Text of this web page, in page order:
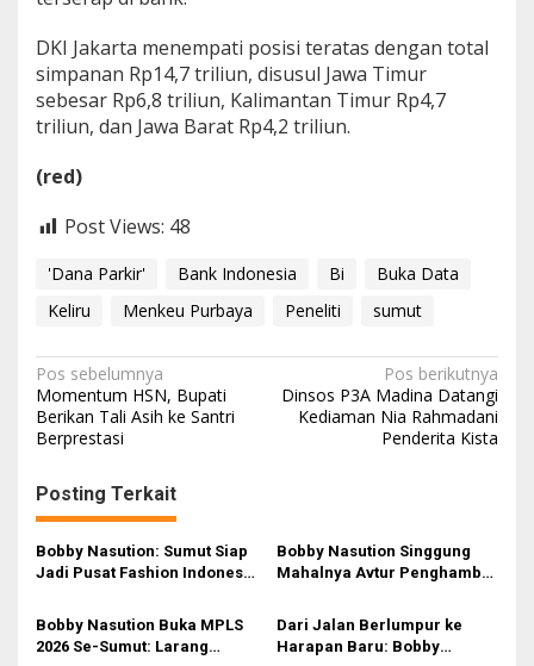
DKI Jakarta menempati posisi teratas dengan total
simpanan Rp14,7 triliun, disusul Jawa Timur
sebesar Rp6,8 triliun, Kalimantan Timur Rp4,7
triliun, dan Jawa Barat Rp4,2 triliun.
(red)
Post Views: 48
'Dana Parkir' Bank Indonesia Bi
Buka Data
Keliru
Menkeu Purbaya Peneliti sumut
N
a
v
i
g
a
s
i
p
Pos sebelumnya
Momentum HSN, Bupati
Berikan Tali Asih ke Santri
Berprestasi
Pos berikutnya
Dinsos P3A Madina Datangi
Kediaman Nia Rahmadani
Penderita Kista
Posting Terkait
Bobby Nasution: Sumut Siap
Jadi Pusat Fashion Indonesia
Bobby Nasution Singgung
Mahalnya Avtur Penghambat
Penerbangan di Sumut
Bobby Nasution Buka MPLS
2026 Se-Sumut: Larang
Dari Jalan Berlumpur ke
Harapan Baru: Bobby